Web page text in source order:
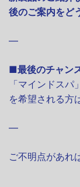
後のご案内をど
—
■最後のチャン
「マインドス
を希望される方
—
ご不明点があれ